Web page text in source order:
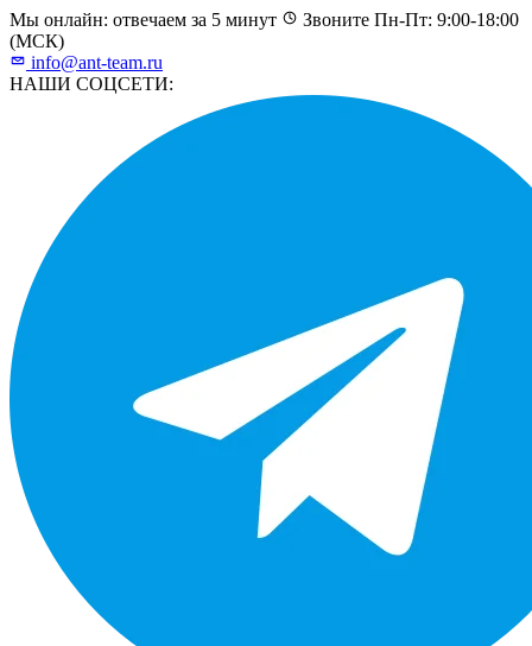
Мы онлайн: отвечаем за 5 минут
Звоните Пн-Пт: 9:00-18:00
(МСК)
info@ant-team.ru
НАШИ СОЦСЕТИ: